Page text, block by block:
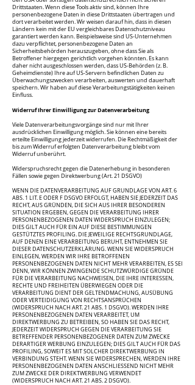
Drittstaaten. Wenn diese Tools aktiv sind, können Ihre
personenbezogene Daten in diese Drittstaaten übertragen und
dort verarbeitet werden. Wir weisen darauf hin, dass in diesen
Ländern kein mit der EU vergleichbares Datenschutzniveau
garantiert werden kann. Beispielsweise sind US-Unternehmen
dazu verpflichtet, personenbezogene Daten an
Sicherheitsbehörden herauszugeben, ohne dass Sie als
Betroffener hiergegen gerichtlich vorgehen könnten. Es kann
daher nicht ausgeschlossen werden, dass US-Behörden (z. B.
Geheimdienste) Ihre auf US-Servern befindlichen Daten zu
Überwachungszwecken verarbeiten, auswerten und dauerhaft
speichern. Wir haben auf diese Verarbeitungstätigkeiten keinen
Einfluss.
Widerruf Ihrer Einwilligung zur Datenverarbeitung
Viele Datenverarbeitungsvorgänge sind nur mit Ihrer
ausdrücklichen Einwilligung möglich. Sie können eine bereits
erteilte Einwilligung jederzeit widerrufen. Die Rechtmäßigkeit der
bis zum Widerruf erfolgten Datenverarbeitung bleibt vom
Widerruf unberührt.
Widerspruchsrecht gegen die Datenerhebung in besonderen
Fällen sowie gegen Direktwerbung (Art. 21 DSGVO)
WENN DIE DATENVERARBEITUNG AUF GRUNDLAGE VON ART. 6
ABS. 1 LIT. E ODER F DSGVO ERFOLGT, HABEN SIE JEDERZEIT DAS
RECHT, AUS GRÜNDEN, DIE SICH AUS IHRER BESONDEREN
SITUATION ERGEBEN, GEGEN DIE VERARBEITUNG IHRER
PERSONENBEZOGENEN DATEN WIDERSPRUCH EINZULEGEN;
DIES GILT AUCH FÜR EIN AUF DIESE BESTIMMUNGEN
GESTÜTZTES PROFILING. DIE JEWEILIGE RECHTSGRUNDLAGE,
AUF DENEN EINE VERARBEITUNG BERUHT, ENTNEHMEN SIE
DIESER DATENSCHUTZERKLÄRUNG. WENN SIE WIDERSPRUCH
EINLEGEN, WERDEN WIR IHRE BETROFFENEN
PERSONENBEZOGENEN DATEN NICHT MEHR VERARBEITEN, ES SEI
DENN, WIR KÖNNEN ZWINGENDE SCHUTZWÜRDIGE GRÜNDE
FÜR DIE VERARBEITUNG NACHWEISEN, DIE IHRE INTERESSEN,
RECHTE UND FREIHEITEN ÜBERWIEGEN ODER DIE
VERARBEITUNG DIENT DER GELTENDMACHUNG, AUSÜBUNG
ODER VERTEIDIGUNG VON RECHTSANSPRÜCHEN
(WIDERSPRUCH NACH ART. 21 ABS. 1 DSGVO). WERDEN IHRE
PERSONENBEZOGENEN DATEN VERARBEITET, UM
DIREKTWERBUNG ZU BETREIBEN, SO HABEN SIE DAS RECHT,
JEDERZEIT WIDERSPRUCH GEGEN DIE VERARBEITUNG SIE
BETREFFENDER PERSONENBEZOGENER DATEN ZUM ZWECKE
DERARTIGER WERBUNG EINZULEGEN; DIES GILT AUCH FÜR DAS
PROFILING, SOWEIT ES MIT SOLCHER DIREKTWERBUNG IN
VERBINDUNG STEHT. WENN SIE WIDERSPRECHEN, WERDEN IHRE
PERSONENBEZOGENEN DATEN ANSCHLIESSEND NICHT MEHR
ZUM ZWECKE DER DIREKTWERBUNG VERWENDET
(WIDERSPRUCH NACH ART. 21 ABS. 2 DSGVO).